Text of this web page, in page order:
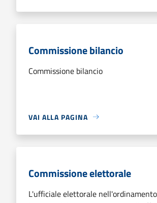
Commissione bilancio
Commissione bilancio
VAI ALLA PAGINA
Commissione elettorale
L'ufficiale elettorale